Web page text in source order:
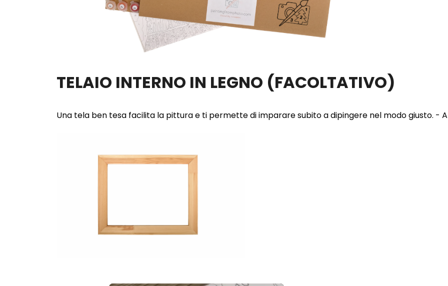
TELAIO INTERNO IN LEGNO (FACOLTATIVO)
Una tela ben tesa facilita la pittura e ti permette di imparare subito a dipingere nel modo giusto.